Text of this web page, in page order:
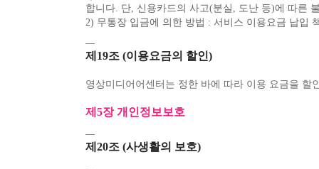
합니다. 단, 신용카드의 사고(분실, 도난 등)에 따른
2) 무통장 입금에 의한 방법 : 서비스 이용요금 납입
제19조 (이용요금의 할인)
영상미디어어센터는 정한 바에 따라 이용 요금을 할
제5장 개인정보보호
제20조 (사생활의 보호)